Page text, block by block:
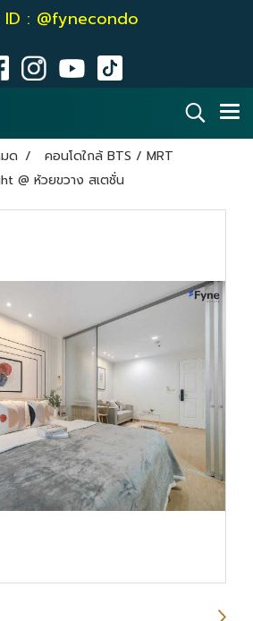
ID : @fynecondo
ด
คอนโดใกล้ BTS / MRT
@ ห้วยขวาง สเตชั่น